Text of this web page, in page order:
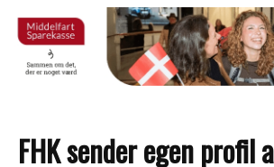
FHK sender egen profil